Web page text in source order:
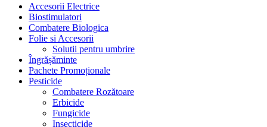
Accesorii Electrice
Biostimulatori
Combatere Biologica
Folie si Accesorii
Solutii pentru umbrire
Îngrășăminte
Pachete Promoționale
Pesticide
Combatere Rozătoare
Erbicide
Fungicide
Insecticide